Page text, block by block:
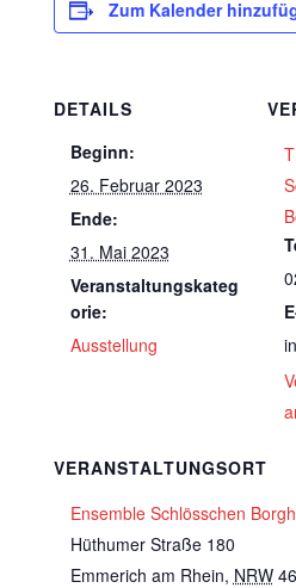
Zum Kalender
DETAILS
Beginn:
26. Februar 2023
Ende:
31. Mai 2023
Veranstaltungskateg
orie:
Ausstellung
VERANSTALTUNGSORT
Ensemble Schlösschen
Hüthumer Straße 180
Emmerich am Rhein, NRW